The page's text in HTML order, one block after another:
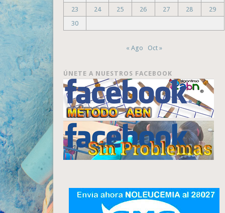
23
24 25 26 27 28
29
30
« Ago Oct »
ÚNETE A NUESTROS FACEBOOK